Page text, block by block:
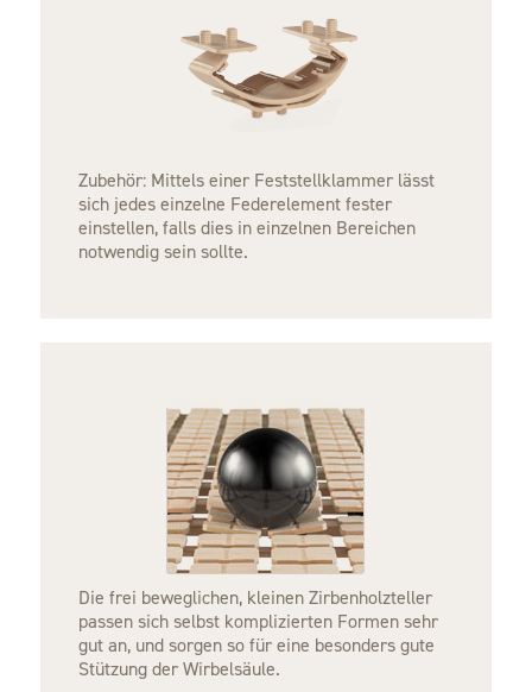
Zubehör: Mittels einer Feststellklammer lässt
sich jedes einzelne Federelement fester
einstellen, falls dies in einzelnen Bereichen
notwendig sein sollte.
Die frei beweglichen, kleinen Zirbenholzteller
passen sich selbst komplizierten Formen sehr
gut an, und sorgen so für eine besonders gute
Stützung der Wirbelsäule.